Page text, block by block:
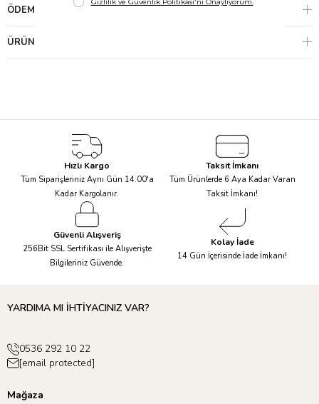
ÖDEME SEÇENEKLERI
ÜRÜN ÖNERILERI
Hızlı Kargo
Tüm Siparişleriniz Aynı Gün 14.00'a
Kadar Kargolanır.
Taksit İmkanı
Tüm Ürünlerde 6 Aya Kadar Varan
Taksit İmkanı!
Güvenli Alışveriş
256Bit SSL Sertifikası ile Alışverişte
Bilgileriniz Güvende.
Kolay İade
14 Gün İçerisinde İade İmkanı!
YARDIMA MI İHTİYACINIZ VAR?
0536 292 10 22
[email protected]
Mağaza